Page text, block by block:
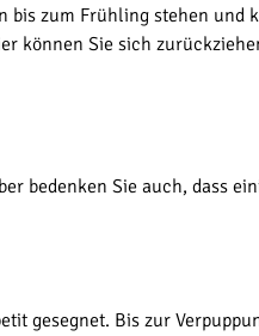
bis zum Frühling stehen und
können Sie sich
bedenken Sie auch, dass
gesegnet. Bis zur